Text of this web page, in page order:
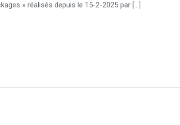
» réalisés depuis le 15-2-2025 par […]